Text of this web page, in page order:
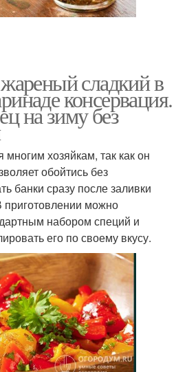
сладкий в
консервация.
на зиму без
многим хозяйкам, так как он
обойтись без
банки сразу после заливки
можно
набором специй и
его по своему вкусу.